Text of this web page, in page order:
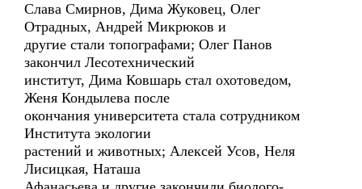
Слава Смирнов, Дима Жуковец, Олег
Отрадных, Андрей Микрюков и
другие стали топографами; Олег Панов
закончил Лесотехнический
институт, Дима Ковшарь стал охотоведом,
Женя Кондылева после
окончания университета стала сотрудником
Института экологии
растений и животных; Алексей Усов, Неля
Лисицкая, Наташа